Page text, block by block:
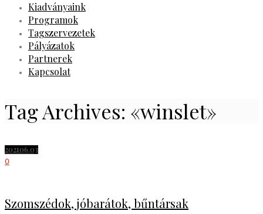
Kiadványaink
Programok
Tagszervezetek
Pályázatok
Partnerek
Kapcsolat
Tag Archives: «winslet»
202106.03
0
Szomszédok, jóbarátok, bűntársak